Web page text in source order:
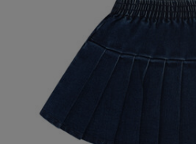
Vorige